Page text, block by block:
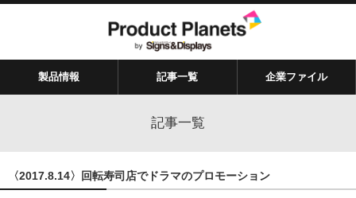
製品情報 記事一覧 企業ファイル
記事一覧
〈2017.8.14〉回転寿司店でドラマのプロモーション